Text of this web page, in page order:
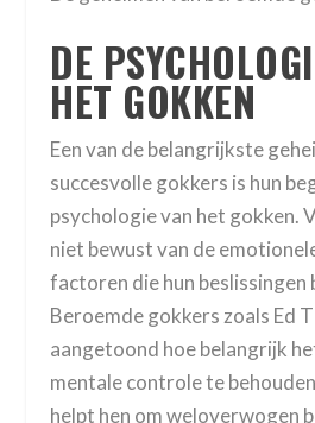
DE
HET GOKKEN
Een van de belangrijkste
succesvolle gokkers is hun
psychologie van het gokken.
niet bewust van de
factoren die hun beslissingen
Beroemde gokkers zoals Ed
aangetoond hoe belangrijk
mentale controle te
helpt hen om weloverwogen